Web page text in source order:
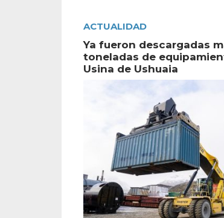
ACTUALIDAD
Ya fueron descargadas
toneladas de
Usina de Ushuaia